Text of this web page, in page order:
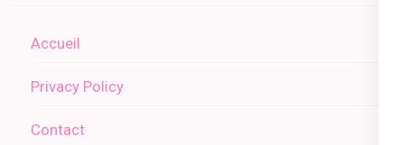
Accueil
Privacy Policy
Contact